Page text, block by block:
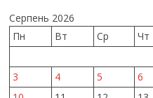
Серпень 2026
Пн
Вт Ср Чт
3
4 5 6